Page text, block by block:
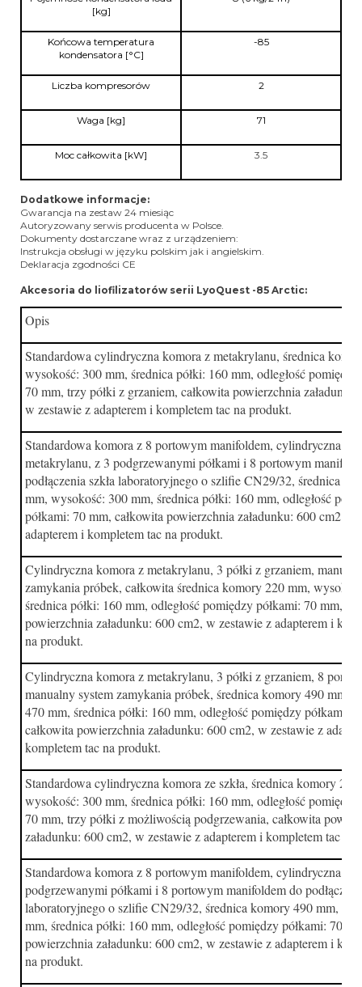
[kg]
Końcowa temperatura
kondensatora [°C]
-85
Liczba kompresorów 2
Waga [kg] 71
Moc całkowita [kW] 3.5
Dodatkowe informacje:
Gwarancja na zestaw 24 miesiąc
Autoryzowany serwis producenta w Polsce.
Dokumenty dostarczane wraz z urządzeniem:
Instrukcja obsługi w języku polskim jak i angielskim.
Deklaracja zgodności CE
Akcesoria do liofilizatorów serii LyoQuest -85 Arctic:
Opis
Standardowa cylindryczna komora z metakrylanu, średnica
wysokość: 300 mm, średnica półki: 160 mm, odległość pomiędzy
70 mm, trzy półki z grzaniem, całkowita powierzchnia
w zestawie z adapterem i kompletem tac na produkt.
Standardowa komora z 8 portowym manifoldem, cylindryczna, z
metakrylanu, z 3 podgrzewanymi półkami i 8 portowym
podłączenia szkła laboratoryjnego o szlifie CN29/32, średnica
mm, wysokość: 300 mm, średnica półki: 160 mm, odległość
półkami: 70 mm, całkowita powierzchnia załadunku: 600 cm2, w
adapterem i kompletem tac na produkt.
Cylindryczna komora z metakrylanu, 3 półki z grzaniem,
zamykania próbek, całkowita średnica komory 220 mm,
średnica półki: 160 mm, odległość pomiędzy półkami: 70 mm,
powierzchnia załadunku: 600 cm2, w zestawie z adapterem i
na produkt.
Cylindryczna komora z metakrylanu, 3 półki z grzaniem, 8
manualny system zamykania próbek, średnica komory 490 mm,
470 mm, średnica półki: 160 mm, odległość pomiędzy półkami:
całkowita powierzchnia załadunku: 600 cm2, w zestawie z
kompletem tac na produkt.
Standardowa cylindryczna komora ze szkła, średnica komory
wysokość: 300 mm, średnica półki: 160 mm, odległość pomiędzy
70 mm, trzy półki z możliwością podgrzewania, całkowita
załadunku: 600 cm2, w zestawie z adapterem i kompletem tac na
Standardowa komora z 8 portowym manifoldem, cylindryczna, ze
podgrzewanymi półkami i 8 portowym manifoldem do
laboratoryjnego o szlifie CN29/32, średnica komory 490 mm,
mm, średnica półki: 160 mm, odległość pomiędzy półkami: 70
powierzchnia załadunku: 600 cm2, w zestawie z adapterem i
na produkt.